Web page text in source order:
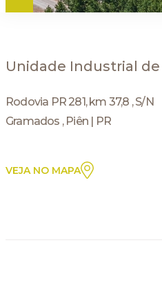
Unidade Industrial de
Rodovia PR 281, km 37,8 , S/N
Gramados , Piên | PR
VEJA NO MAPA